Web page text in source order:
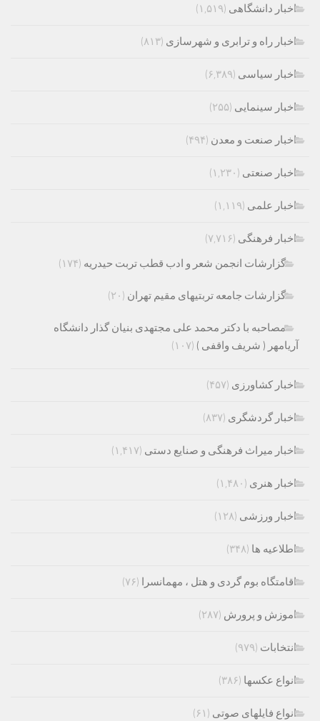
اخبار دانشگاهی (۱,۵۱۹)
اخبار راه و ترابری و شهرسازی (۸۱۳)
اخبار سیاسی (۶,۳۸۹)
اخبار سینمایی (۲۵۵)
اخبار صنعت و معدن (۴۹۴)
اخبار صنعتی (۱,۲۳۰)
اخبار علمی (۱,۱۱۹)
اخبار فرهنگی (۷,۷۱۶)
گزارشات انجمن شعر و ادب قطب تربت حیدریه (۱۷۴)
گزارشات جامعه تربتیهای مقیم تهران (۲۰)
مصاحبه با دکتر محمد علی مجتهدی بنیان گذار دانشگاه
آریامهر ( شریف واقفی ) (۱۰۷)
اخبار کشاورزی (۴۵۷)
اخبار گردشگری (۸۳۷)
اخبار میراث فرهنگی و صنایع دستی (۱,۴۱۷)
اخبار هنری (۱,۴۸۰)
اخبار ورزشی (۱۲۸)
اطلاعیه ها (۳۴۸)
اقامتگاه بوم گردی و هتل ، مهمانسرا (۷۶)
اموزش و پرورش (۲۸۷)
انتخابات (۹۷۹)
انواع عکسها (۳۸۶)
انواع فایلهای صوتی (۶۱)